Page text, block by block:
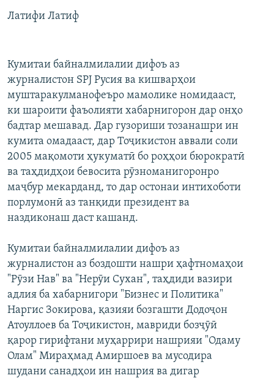
ҶаҳишОСИЁИ МАРКАЗӢ
МЕҲМОНИ ОЗОДӢ
ВАРЗИШ
ҶАНГ ДАР УКРАИНА
БЛОГИСТОН
ОЗОДӢ ОНЛАЙН
ЧАНДРАСОНАӢ
ВИДЕО
НИГОРИСТОН
ГУЗОРИШҲОИ РАДИОӢ
РӮЙХАТҲО
КИТОБҲОИ ОЗОДӢ
Русский
Ҳамаи сомонаҳои RFE/RL
Латифи Латиф
Кумитаи байналмилалии дифоъ аз
журналистон SPJ Русия ва кишварҳои
муштаракулманофеъро мамолике номидааст,
ки шароити фаъолияти хабарнигорон дар онҳо
бадтар мешавад. Дар гузориши тозанашри ин
кумита омадааст, дар Тоҷикистон аввали соли
2005 мақомоти ҳукуматӣ бо роҳҳои бюрократӣ
ва таҳдидҳои бевосита рӯзноманигоронро
маҷбур мекарданд, то дар остонаи интихоботи
порлумонӣ аз танқиди президент ва
наздиконаш даст кашанд.
Кумитаи байналмилалии дифоъ аз
журналистон аз боздошти нашри ҳафтномаҳои
"Рӯзи Нав" ва "Нерӯи Сухан", таҳдиди вазири
адлия ба хабарнигори "Бизнес и Политика"
Наргис Зокирова, қазияи бозгашти Додоҷон
Атоуллоев ба Тоҷикистон, мавриди бозҷӯӣ
қарор гирифтани муҳаррири нашрияи "Одаму
Олам" Мираҳмад Амиршоев ва мусодира
шудани санадҳои ин нашрия ва дигар